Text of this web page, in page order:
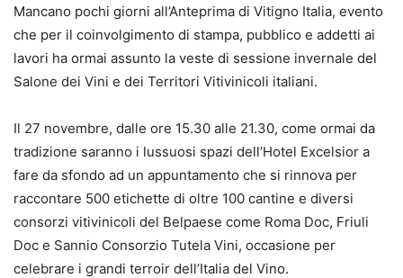
Mancano pochi giorni all’Anteprima di Vitigno Italia, evento
che per il coinvolgimento di stampa, pubblico e addetti ai
lavori ha ormai assunto la veste di sessione invernale del
Salone dei Vini e dei Territori Vitivinicoli italiani.
Il 27 novembre, dalle ore 15.30 alle 21.30, come ormai da
tradizione saranno i lussuosi spazi dell’Hotel Excelsior a
fare da sfondo ad un appuntamento che si rinnova per
raccontare 500 etichette di oltre 100 cantine e diversi
consorzi vitivinicoli del Belpaese come Roma Doc, Friuli
Doc e Sannio Consorzio Tutela Vini, occasione per
celebrare i grandi terroir dell’Italia del Vino.